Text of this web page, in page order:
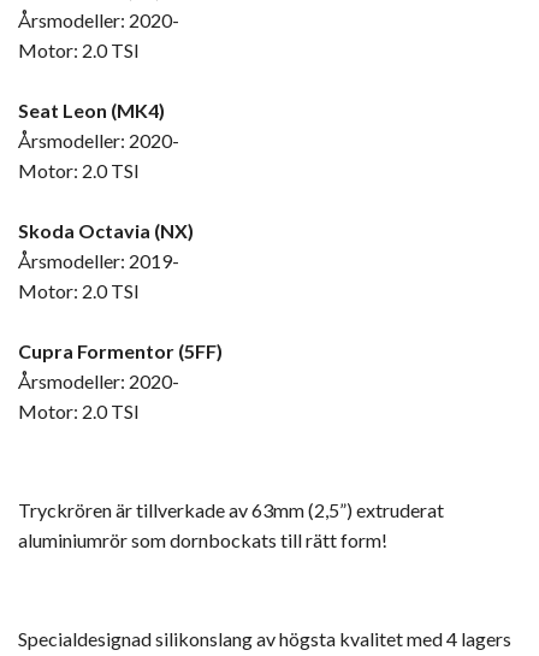
Årsmodeller: 2020-
Motor: 2.0 TSI
Seat Leon (MK4)
Årsmodeller: 2020-
Motor: 2.0 TSI
Skoda Octavia (NX)
Årsmodeller: 2019-
Motor: 2.0 TSI
Cupra Formentor (5FF)
Årsmodeller: 2020-
Motor: 2.0 TSI
Tryckrören är tillverkade av 63mm (2,5”) extruderat
aluminiumrör som dornbockats till rätt form!
Specialdesignad silikonslang av högsta kvalitet med 4 lagers